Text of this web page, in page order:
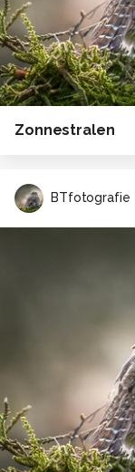
Zonnestralen
BTfotografie